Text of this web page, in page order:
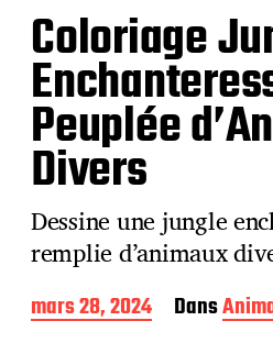
Coloriage
Peuplée
Divers
Dessine une jungle
remplie d’animaux
D
a
mars 28, 2024 Dans